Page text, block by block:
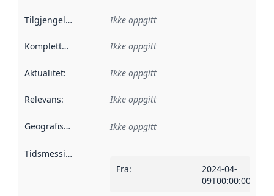
Tilgjengelighet Ikke oppgitt
Kompletthet Ikke oppgitt
Aktualitet: Ikke oppgitt
Relevans: Ikke oppgitt
Geografisk avgrensning :
Ikke oppgitt
Tidsmessig avgrensning
Fra:
2024-04-
09T00:00:00Z